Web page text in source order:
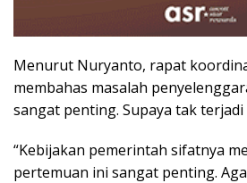
Menurut Nuryanto, rapat
membahas masalah
sangat penting. Supaya tak terjadi
“Kebijakan pemerintah sifatnya
pertemuan ini sangat penting.